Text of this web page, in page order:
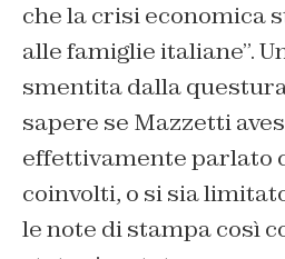
che la crisi economica
alle famiglie italiane”.
smentita dalla
sapere se Mazzetti
effettivamente parlato
coinvolti, o si sia
le note di stampa così